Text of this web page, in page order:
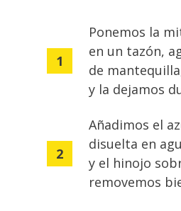
Ponemos la
en un tazón,
de
y la dejamos
Añadimos el
disuelta en
y el hinojo
removemos